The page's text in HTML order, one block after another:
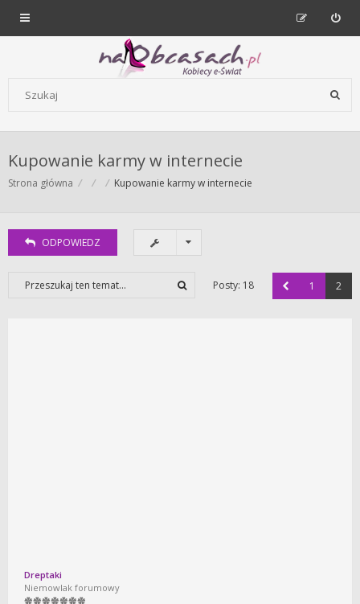
Forum dla kobiet | NaObcasach.pl
Kupowanie karmy w internecie
Strona główna Kupowanie karmy w internecie
ODPOWIEDZ
Posty: 18 1 2
Dreptaki
Niemowlak forumowy